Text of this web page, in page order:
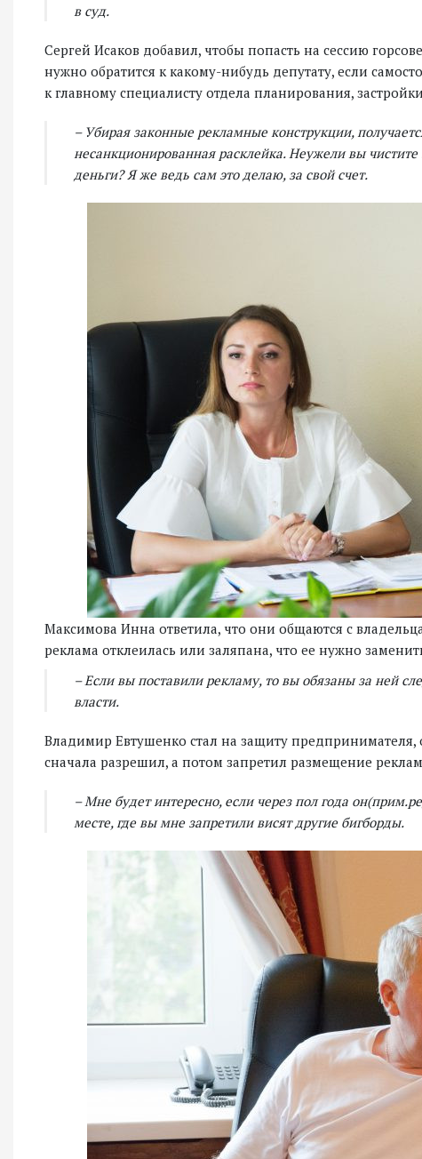
в суд.
Сергей Исаков добавил, чтобы попасть на сессию
нужно обратится к какому-нибудь депутату, если
к главному специалисту отдела планирования,
– Убирая законные рекламные конструкции,
несанкционированная расклейка. Неужели вы чистите
деньги? Я же ведь сам это делаю, за свой счет.
Максимова Инна ответила, что они общаются с
реклама отклеилась или заляпана, что ее нужно
– Если вы поставили рекламу, то вы обязаны за ней
власти.
Владимир Евтушенко стал на защиту
сначала разрешил, а потом запретил размещение
– Мне будет интересно, если через пол года
месте, где вы мне запретили висят другие бигборды.